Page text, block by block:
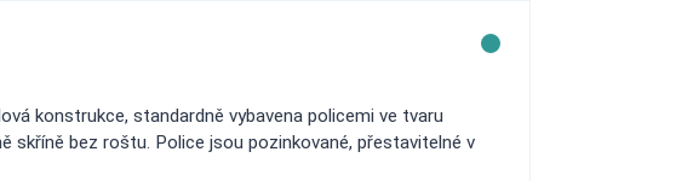
konstrukce, standardně vybavena policemi ve tvaru
skříně bez roštu. Police jsou pozinkované, přestavitelné v